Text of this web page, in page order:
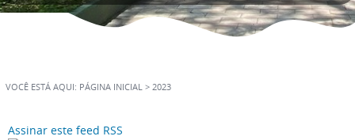
VOCÊ ESTÁ AQUI: PÁGINA INICIAL > 2023
Assinar este feed RSS